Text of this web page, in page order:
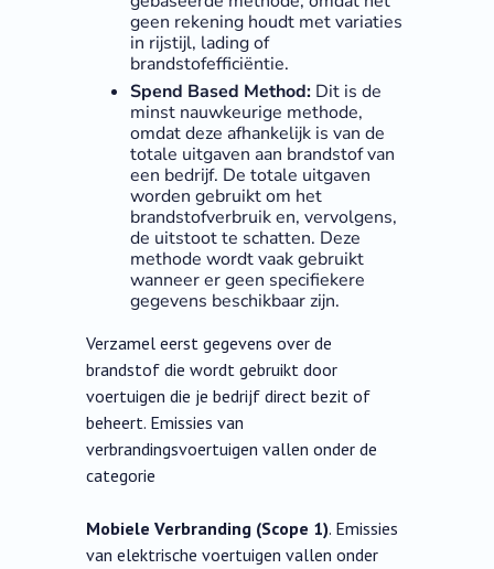
geen rekening houdt met variaties
in rijstijl, lading of
brandstofefficiëntie.
Spend Based Method: Dit is de
minst nauwkeurige methode,
omdat deze afhankelijk is van de
totale uitgaven aan brandstof van
een bedrijf. De totale uitgaven
worden gebruikt om het
brandstofverbruik en, vervolgens,
de uitstoot te schatten. Deze
methode wordt vaak gebruikt
wanneer er geen specifiekere
gegevens beschikbaar zijn.
Verzamel eerst gegevens over de
brandstof die wordt gebruikt door
voertuigen die je bedrijf direct bezit of
beheert. Emissies van
verbrandingsvoertuigen vallen onder de
categorie
Mobiele Verbranding (Scope 1). Emissies
van elektrische voertuigen vallen onder